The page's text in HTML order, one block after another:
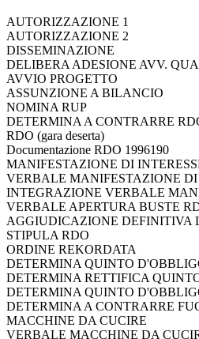
AUTORIZZAZIONE 1
AUTORIZZAZIONE 2
DISSEMINAZIONE
DELIBERA ADESIONE AVV.
AVVIO PROGETTO
ASSUNZIONE A BILANCIO
NOMINA RUP
DETERMINA A CONTRARRE
RDO (gara deserta)
Documentazione RDO 1996190
MANIFESTAZIONE DI
VERBALE MANIFESTAZIONE DI
INTEGRAZIONE VERBALE
VERBALE APERTURA BUSTE
AGGIUDICAZIONE DEFINITIVA
STIPULA RDO
ORDINE REKORDATA
DETERMINA QUINTO
DETERMINA RETTIFICA
DETERMINA QUINTO
DETERMINA A CONTRARRE
MACCHINE DA CUCIRE
VERBALE MACCHINE DA